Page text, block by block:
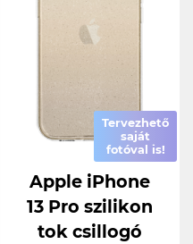
Tervezhető
saját
fotóval is!
Apple iPhone
13 Pro szilikon
tok csillogó